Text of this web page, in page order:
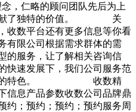
，仁略的顾问团队先后为上
贡献了独特的价值。 关
收数平台还有更多信息等你看
限公司根据需求群体的需
的服务，让了解相关咨询信
快速发展下，我们公司服务范
专业的特色。 收数精
息产品参数收数公司品牌鼎
约；预约；预约；预约服务周